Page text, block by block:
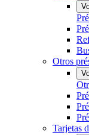
Otros
Tarjetas